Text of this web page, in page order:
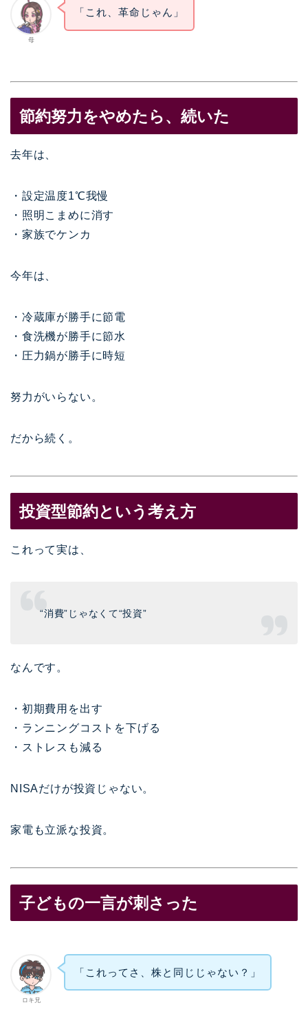
母
「これ、革命じゃん」
節約努力をやめたら、続いた
去年は、
・設定温度1℃我慢
・照明こまめに消す
・家族でケンカ
今年は、
・冷蔵庫が勝手に節電
・食洗機が勝手に節水
・圧力鍋が勝手に時短
努力がいらない。
だから続く。
投資型節約という考え方
これって実は、
“消費”じゃなくて“投資”
なんです。
・初期費用を出す
・ランニングコストを下げる
・ストレスも減る
NISAだけが投資じゃない。
家電も立派な投資。
子どもの一言が刺さった
ロキ兄
「これってさ、株と同じじゃない？」